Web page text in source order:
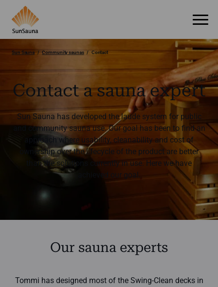
Contact a sauna expert
Sun Sauna has developed the laude system for public
and community sauna use. Our goal has been to find an
approach where usability, cleanability and cost of
ownership over the lifecycle of the product are better
than the solutions currently in use. Here we have
achieved our goal.
Sun Sauna Community saunas Contact
Our sauna experts
Tommi has designed most of the Swing-Clean decks in